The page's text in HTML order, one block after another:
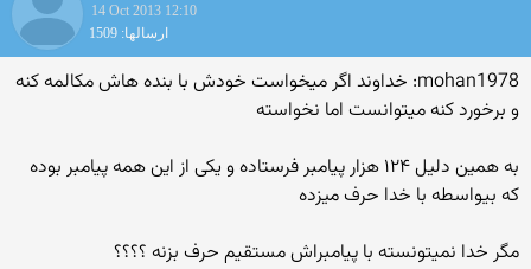
14 Oct 2013 12:10
ارسالها: 1509
mohan1978: خداوند اگر میخواست خودش با بنده هاش مکالمه کنه
و برخورد کنه میتوانست اما نخواسته
به همین دلیل ۱۲۴ هزار پیامبر فرستاده و یکی از این همه پیامبر بوده
که بیواسطه با خدا حرف میزده
مگر خدا نمیتونسته با پیامبراش مستقیم حرف بزنه ؟؟؟؟